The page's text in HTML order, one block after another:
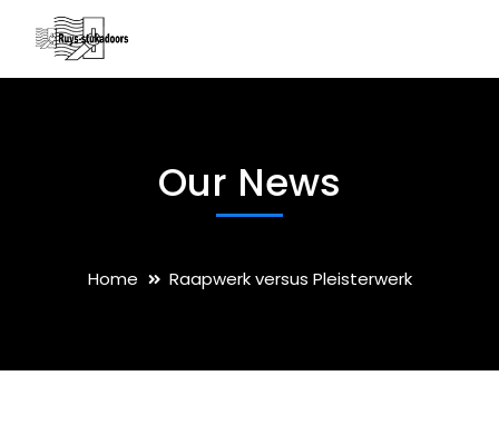
Our News
Home Raapwerk versus Pleisterwerk